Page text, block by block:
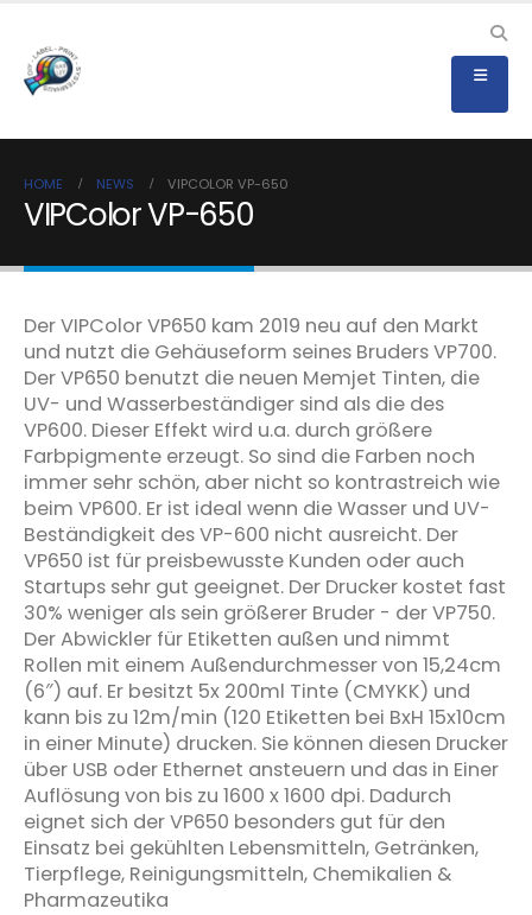
HOME NEWS VIPCOLOR VP-650
VIPColor VP-650
Der VIPColor VP650 kam 2019 neu auf den Markt
und nutzt die Gehäuseform seines Bruders VP700.
Der VP650 benutzt die neuen Memjet Tinten, die
UV- und Wasserbeständiger sind als die des
VP600. Dieser Effekt wird u.a. durch größere
Farbpigmente erzeugt. So sind die Farben noch
immer sehr schön, aber nicht so kontrastreich wie
beim VP600. Er ist ideal wenn die Wasser und UV-
Beständigkeit des VP-600 nicht ausreicht. Der
VP650 ist für preisbewusste Kunden oder auch
Startups sehr gut geeignet. Der Drucker kostet fast
30% weniger als sein größerer Bruder - der VP750.
Der Abwickler für Etiketten außen und nimmt
Rollen mit einem Außendurchmesser von 15,24cm
(6″) auf. Er besitzt 5x 200ml Tinte (CMYKK) und
kann bis zu 12m/min (120 Etiketten bei BxH 15x10cm
in einer Minute) drucken. Sie können diesen Drucker
über USB oder Ethernet ansteuern und das in Einer
Auflösung von bis zu 1600 x 1600 dpi. Dadurch
eignet sich der VP650 besonders gut für den
Einsatz bei gekühlten Lebensmitteln, Getränken,
Tierpflege, Reinigungsmitteln, Chemikalien &
Pharmazeutika